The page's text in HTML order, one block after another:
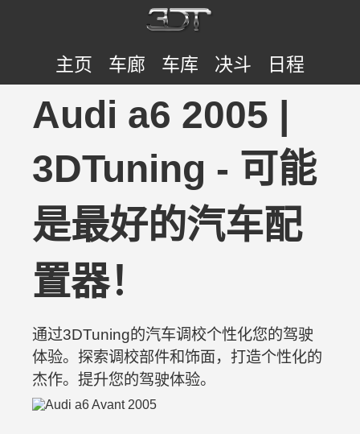
主页 车廊 车库 决斗 日程
Audi a6 2005 |
3DTuning - 可能
是最好的汽车配
置器！
通过3DTuning的汽车调校个性化您的驾驶
体验。探索调校部件和饰面，打造个性化的
杰作。提升您的驾驶体验。